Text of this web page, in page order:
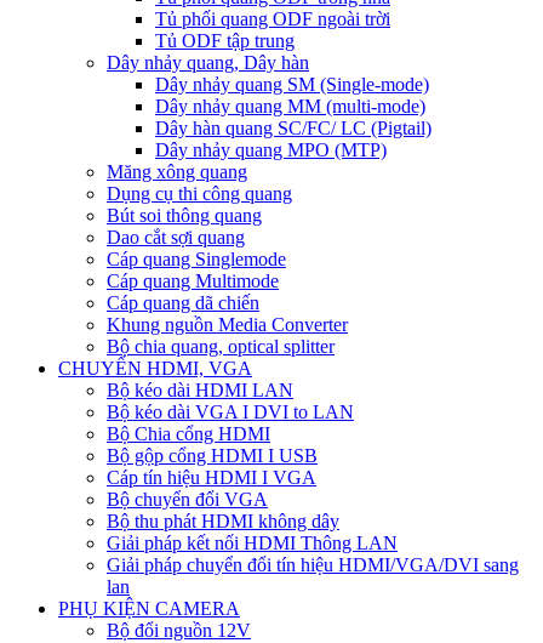
Tủ phối quang ODF ngoài trời
Tủ ODF tập trung
Dây nhảy quang, Dây hàn
Dây nhảy quang SM (Single-mode)
Dây nhảy quang MM (multi-mode)
Dây hàn quang SC/FC/ LC (Pigtail)
Dây nhảy quang MPO (MTP)
Măng xông quang
Dụng cụ thi công quang
Bút soi thông quang
Dao cắt sợi quang
Cáp quang Singlemode
Cáp quang Multimode
Cáp quang dã chiến
Khung nguồn Media Converter
Bộ chia quang, optical splitter
CHUYỂN HDMI, VGA
Bộ kéo dài HDMI LAN
Bộ kéo dài VGA I DVI to LAN
Bộ Chia cổng HDMI
Bộ gộp cổng HDMI I USB
Cáp tín hiệu HDMI I VGA
Bộ chuyển đổi VGA
Bộ thu phát HDMI không dây
Giải pháp kết nối HDMI Thông LAN
Giải pháp chuyển đổi tín hiệu HDMI/VGA/DVI sang
lan
PHỤ KIỆN CAMERA
Bộ đổi nguồn 12V